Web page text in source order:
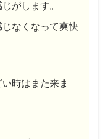
がします。
なくなって爽快
時はまた来ま